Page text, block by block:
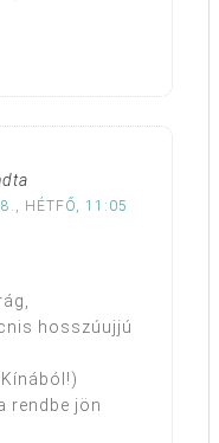
HÉTFŐ, 11:05
hosszúujjú
rendbe jön